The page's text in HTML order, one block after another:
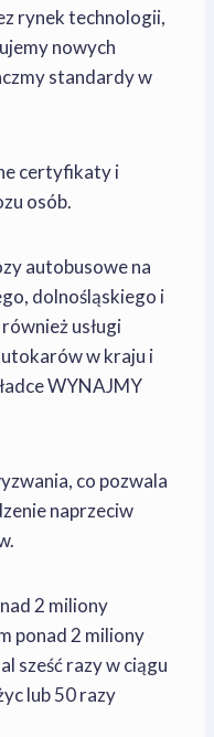
rynek technologii,
nowych
standardy w
certyfikaty i
osób.
autobusowe na
dolnośląskiego i
usługi
w kraju i
WYNAJMY
co pozwala
naprzeciw
2 miliony
ponad 2 miliony
sześć razy w ciągu
lub 50 razy